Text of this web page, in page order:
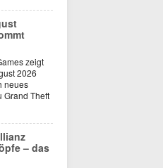
zeigt
2026
neues
Grand Theft
– das